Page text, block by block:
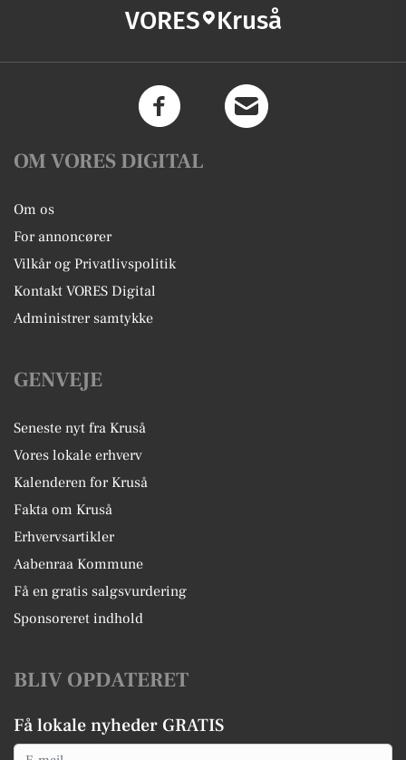
VORES Kruså
OM VORES DIGITAL
Om os
For annoncører
Vilkår og Privatlivspolitik
Kontakt VORES Digital
Administrer samtykke
GENVEJE
Seneste nyt fra Kruså
Vores lokale erhverv
Kalenderen for Kruså
Fakta om Kruså
Erhvervsartikler
Aabenraa Kommune
Få en gratis salgsvurdering
Sponsoreret indhold
BLIV OPDATERET
Få lokale nyheder GRATIS
Email